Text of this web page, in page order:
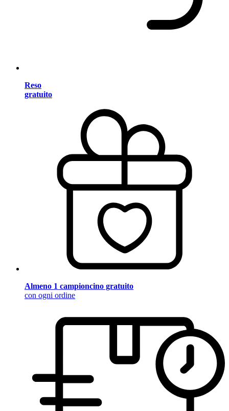
Reso
gratuito
Almeno 1 campioncino gratuito
con ogni ordine